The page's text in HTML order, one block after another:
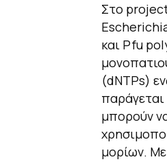
Στο project
και Pfu
(dNTPs)
μπορούν
μορίων.